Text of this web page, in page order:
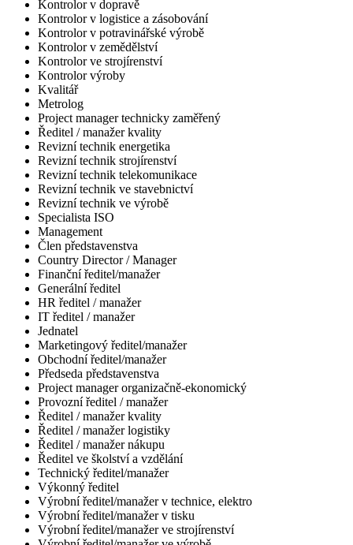
Kontrolor v dopravě
Kontrolor v logistice a zásobování
Kontrolor v potravinářské výrobě
Kontrolor v zemědělství
Kontrolor ve strojírenství
Kontrolor výroby
Kvalitář
Metrolog
Project manager technicky zaměřený
Ředitel / manažer kvality
Revizní technik energetika
Revizní technik strojírenství
Revizní technik telekomunikace
Revizní technik ve stavebnictví
Revizní technik ve výrobě
Specialista ISO
Management
Člen představenstva
Country Director / Manager
Finanční ředitel/manažer
Generální ředitel
HR ředitel / manažer
IT ředitel / manažer
Jednatel
Marketingový ředitel/manažer
Obchodní ředitel/manažer
Předseda představenstva
Project manager organizačně-ekonomický
Provozní ředitel / manažer
Ředitel / manažer kvality
Ředitel / manažer logistiky
Ředitel / manažer nákupu
Ředitel ve školství a vzdělání
Technický ředitel/manažer
Výkonný ředitel
Výrobní ředitel/manažer v technice, elektro
Výrobní ředitel/manažer v tisku
Výrobní ředitel/manažer ve strojírenství